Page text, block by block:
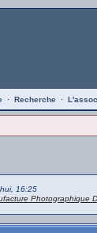
· Recherche ·
16:25
Photographique